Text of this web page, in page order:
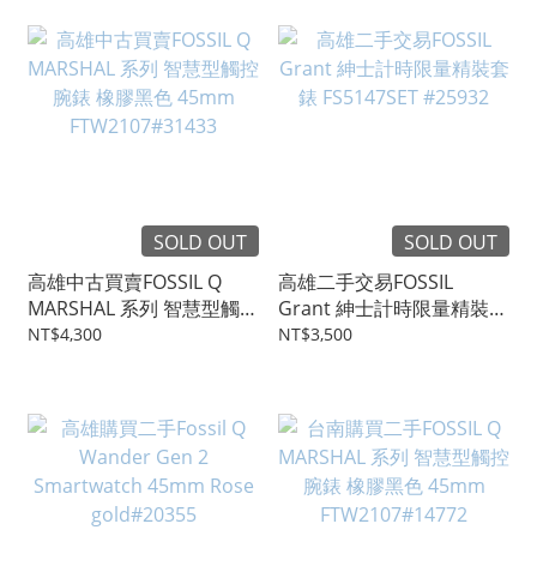
SOLD OUT
高雄中古買賣FOSSIL Q
MARSHAL 系列 智慧型觸控
腕錶 橡膠黑色 45mm
NT$4,300
SOLD OUT
高雄二手交易FOSSIL
Grant 紳士計時限量精裝套
錶 FS5147SET #25932
NT$3,500